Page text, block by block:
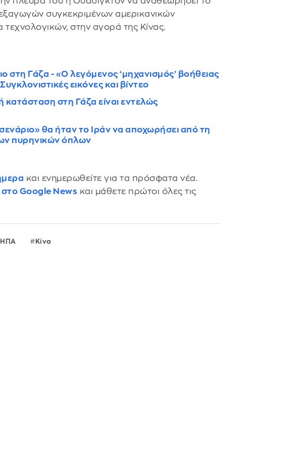
συγκεκριμένων αμερικανικών
στην αγορά της Κίνας.
στη Γάζα - «Ο λεγόμενος ‘μηχανισμός’ βοήθειας
εικόνες και βίντεο
στη Γάζα είναι εντελώς
θα ήταν το Ιράν να αποχωρήσει από τη
πυρηνικών όπλων
και ενημερωθείτε για τα πρόσφατα νέα.
Google News και μάθετε πρώτοι όλες τις
ΗΠΑ Κίνα